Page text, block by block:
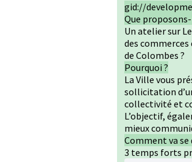
gid://
Que
Un atelier sur
des
de Colombes ?
Pourquoi ?
La Ville vous
sollicitation
collectivité et
L’objectif,
mieux
Comment va se
3 temps forts